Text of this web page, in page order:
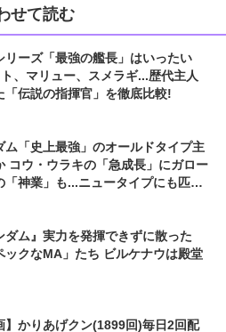
せて読む
リーズ「最強の艦長」はいったい
、マリュー、スメラギ...歴代主人
「伝説の指揮官」を徹底比較!
ム「史上最強」のオールドタイプ主
コウ・ウラキの「急成長」にガロー
「神業」も...ニュータイプにも匹敵
ダム』実力を発揮できずに散った
ックなMA」たち ビルケナウは殿堂
】かりあげクン(1899回)毎日2回配